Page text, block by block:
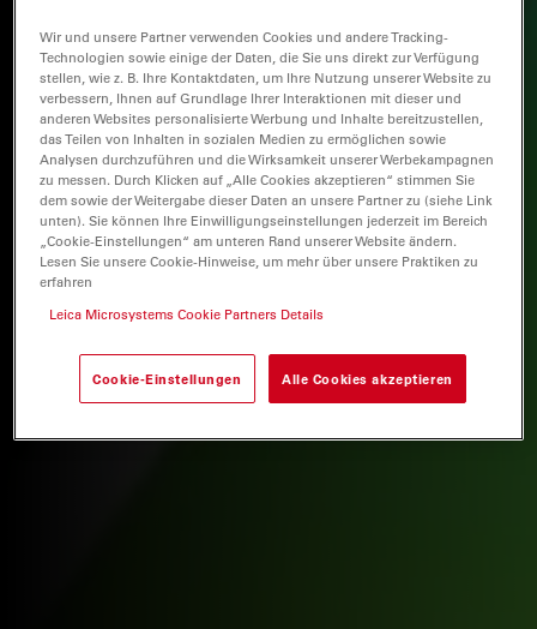
Wir und unsere Partner verwenden Cookies und andere Tracking-
Technologien sowie einige der Daten, die Sie uns direkt zur Verfügung
stellen, wie z. B. Ihre Kontaktdaten, um Ihre Nutzung unserer Website zu
verbessern, Ihnen auf Grundlage Ihrer Interaktionen mit dieser und
anderen Websites personalisierte Werbung und Inhalte bereitzustellen,
das Teilen von Inhalten in sozialen Medien zu ermöglichen sowie
Analysen durchzuführen und die Wirksamkeit unserer Werbekampagnen
zu messen. Durch Klicken auf „Alle Cookies akzeptieren“ stimmen Sie
dem sowie der Weitergabe dieser Daten an unsere Partner zu (siehe Link
unten). Sie können Ihre Einwilligungseinstellungen jederzeit im Bereich
„Cookie-Einstellungen“ am unteren Rand unserer Website ändern.
Lesen Sie unsere Cookie-Hinweise, um mehr über unsere Praktiken zu
erfahren
Leica Microsystems Cookie Partners Details
Cookie-Einstellungen Alle Cookies akzeptieren